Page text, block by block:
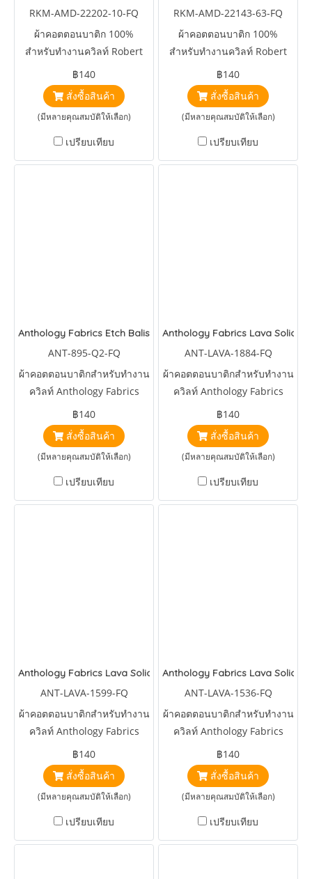
RKM-AMD-22202-10-FQ
ผ้าคอตตอนบาติก 100%
สำหรับทำงานควิลท์ Robert
Kaufman Artisan Batiks
Petite Pastels Paisley Pink
฿140
สั่งซื้อสินค้า
(มีหลายคุณสมบัติให้เลือก)
เปรียบเทียบ
RKM-AMD-22143-63-FQ
ผ้าคอตตอนบาติก 100%
สำหรับทำงานควิลท์ Robert
Kaufman Artisan Batiks
Seashore Sand Dollars Sky
฿140
สั่งซื้อสินค้า
(มีหลายคุณสมบัติให้เลือก)
เปรียบเทียบ
Anthology Fabrics Etch Baliscapes Candy
ANT-895-Q2-FQ
ผ้าคอตตอนบาติกสำหรับทำงาน
ควิลท์ Anthology Fabrics
Etch Baliscapes Candy
฿140
สั่งซื้อสินค้า
(มีหลายคุณสมบัติให้เลือก)
เปรียบเทียบ
Anthology Fabrics Lava Solids
ANT-LAVA-1884-FQ
ผ้าคอตตอนบาติกสำหรับทำงาน
ควิลท์ Anthology Fabrics
Lava Solids Luminous
฿140
สั่งซื้อสินค้า
(มีหลายคุณสมบัติให้เลือก)
เปรียบเทียบ
Anthology Fabrics Lava Solids Aqua
ANT-LAVA-1599-FQ
ผ้าคอตตอนบาติกสำหรับทำงาน
ควิลท์ Anthology Fabrics
Lava Solids Aqua
฿140
สั่งซื้อสินค้า
(มีหลายคุณสมบัติให้เลือก)
เปรียบเทียบ
Anthology Fabrics Lava Solids
ANT-LAVA-1536-FQ
ผ้าคอตตอนบาติกสำหรับทำงาน
ควิลท์ Anthology Fabrics
Lava Solids Anemone
฿140
สั่งซื้อสินค้า
(มีหลายคุณสมบัติให้เลือก)
เปรียบเทียบ